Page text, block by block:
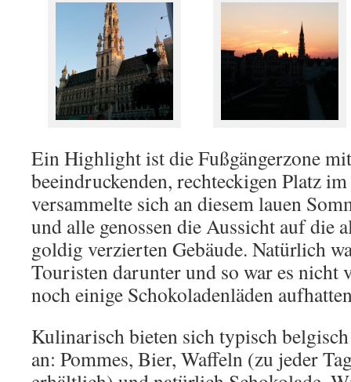
Ein Highlight ist die Fußgängerzone
beeindruckenden, rechteckigen Platz
versammelte sich an diesem lauen
und alle genossen die Aussicht auf die
goldig verzierten Gebäude. Natürlich
Touristen darunter und so war es nicht
noch einige Schokoladenläden
Kulinarisch bieten sich typisch
an: Pommes, Bier, Waffeln (zu jeder